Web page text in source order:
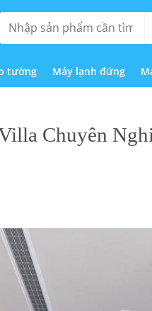
kiếm:
tường Máy lạnh đứng
Chuyên